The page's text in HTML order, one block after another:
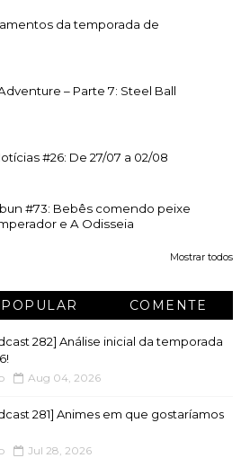
da temporada de
– Parte 7: Steel Ball
#26: De 27/07 a 02/08
#73: Bebês comendo peixe
e A Odisseia
Mostrar todos
POPULAR COMENTE
282] Análise inicial da temporada
Aug 04, 2026
281] Animes em que gostaríamos
Jul 28, 2026